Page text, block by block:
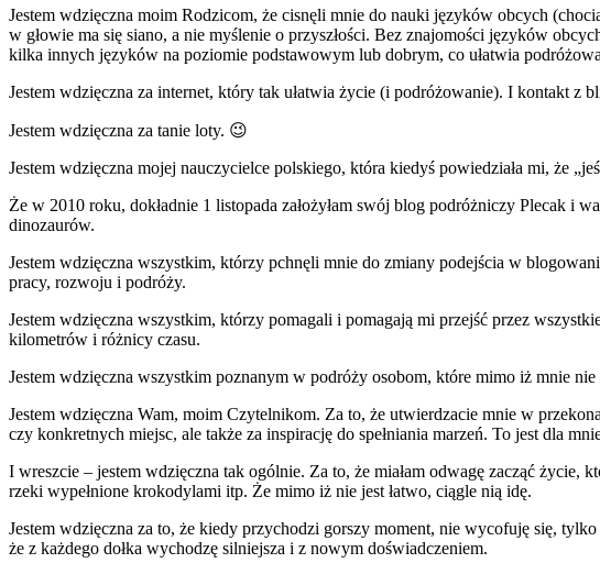
Jestem wdzięczna moim Rodzicom, że cisnęli mnie do nauki języków obcych
w głowie ma się siano, a nie myślenie o przyszłości. Bez znajomości języków
kilka innych języków na poziomie podstawowym lub dobrym, co ułatwia
Jestem wdzięczna za internet, który tak ułatwia życie (i podróżowanie). I kontakt z
Jestem wdzięczna za tanie loty. 😉
Jestem wdzięczna mojej nauczycielce polskiego, która kiedyś powiedziała mi, że
Że w 2010 roku, dokładnie 1 listopada założyłam swój blog podróżniczy Plecak i
dinozaurów.
Jestem wdzięczna wszystkim, którzy pchnęli mnie do zmiany podejścia w
pracy, rozwoju i podróży.
Jestem wdzięczna wszystkim, którzy pomagali i pomagają mi przejść przez
kilometrów i różnicy czasu.
Jestem wdzięczna wszystkim poznanym w podróży osobom, które mimo iż mnie
Jestem wdzięczna Wam, moim Czytelnikom. Za to, że utwierdzacie mnie w
czy konkretnych miejsc, ale także za inspirację do spełniania marzeń. To jest dla
I wreszcie – jestem wdzięczna tak ogólnie. Za to, że miałam odwagę zacząć
rzeki wypełnione krokodylami itp. Że mimo iż nie jest łatwo, ciągle nią idę.
Jestem wdzięczna za to, że kiedy przychodzi gorszy moment, nie wycofuję się,
że z każdego dołka wychodzę silniejsza i z nowym doświadczeniem.